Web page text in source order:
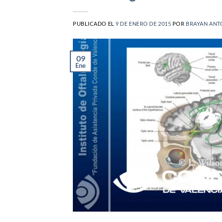
PUBLICADO EL9 DE ENERO DE 2015 POR BRAYAN
09
Ene